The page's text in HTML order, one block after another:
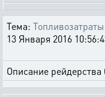
Тема:
13 Января 2016
Описание рейдерства